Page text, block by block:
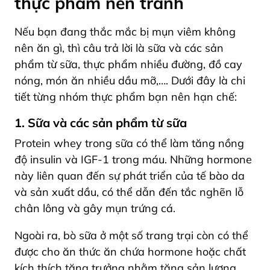
Nếu bạn đang thắc mắc bị mụn viêm không
nên ăn gì, thì câu trả lời là sữa và các sản
phẩm từ sữa, thực phẩm nhiều đường, đồ cay
nóng, món ăn nhiều dầu mỡ,…. Dưới đây là chi
tiết từng nhóm thực phẩm bạn nên hạn chế:
1. Sữa và các sản phẩm từ sữa
Protein whey trong sữa có thể làm tăng nồng
độ insulin và IGF-1 trong máu. Những hormone
này liên quan đến sự phát triển của tế bào da
và sản xuất dầu, có thể dẫn đến tắc nghẽn lỗ
chân lông và gây mụn trứng cá.
Ngoài ra, bò sữa ở một số trang trại còn có thể
được cho ăn thức ăn chứa hormone hoặc chất